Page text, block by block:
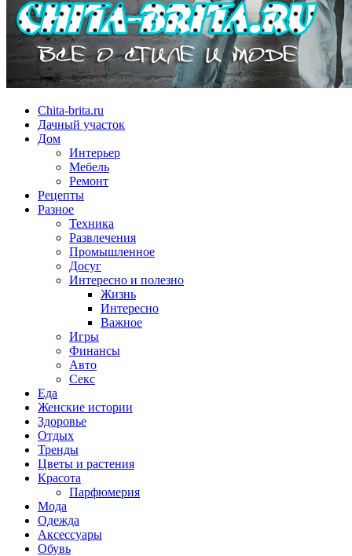
Chita-brita.ru
Дачный участок
Дом
Интерьер
Мебель
Ремонт
Рецепты
Разное
Техника
Развлечения
Промышленное
Досуг
Интересно и полезно
Жизнь
Интересно
Важное
Игры
Финансы
Авто
Секс
Еда
Женские истории
Здоровье
Отдых
Тренды
Цветы и растения
Красота
Парфюмерия
Мода
Одежда
Аксессуары
Обувь